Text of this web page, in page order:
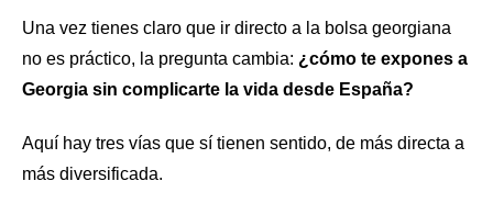
Una vez tienes claro que ir directo a la bolsa georgiana
no es práctico, la pregunta cambia: ¿cómo te expones a
Georgia sin complicarte la vida desde España?
Aquí hay tres vías que sí tienen sentido, de más directa a
más diversificada.